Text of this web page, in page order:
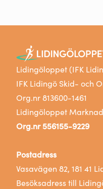
Lidingöloppet (IFK
IFK Lidingö Skid- och
Org.nr 813600-1461
Lidingöloppet
Org.nr 556155-9229
Postadress
Vasavägen 82, 181 41
Besöksadress till